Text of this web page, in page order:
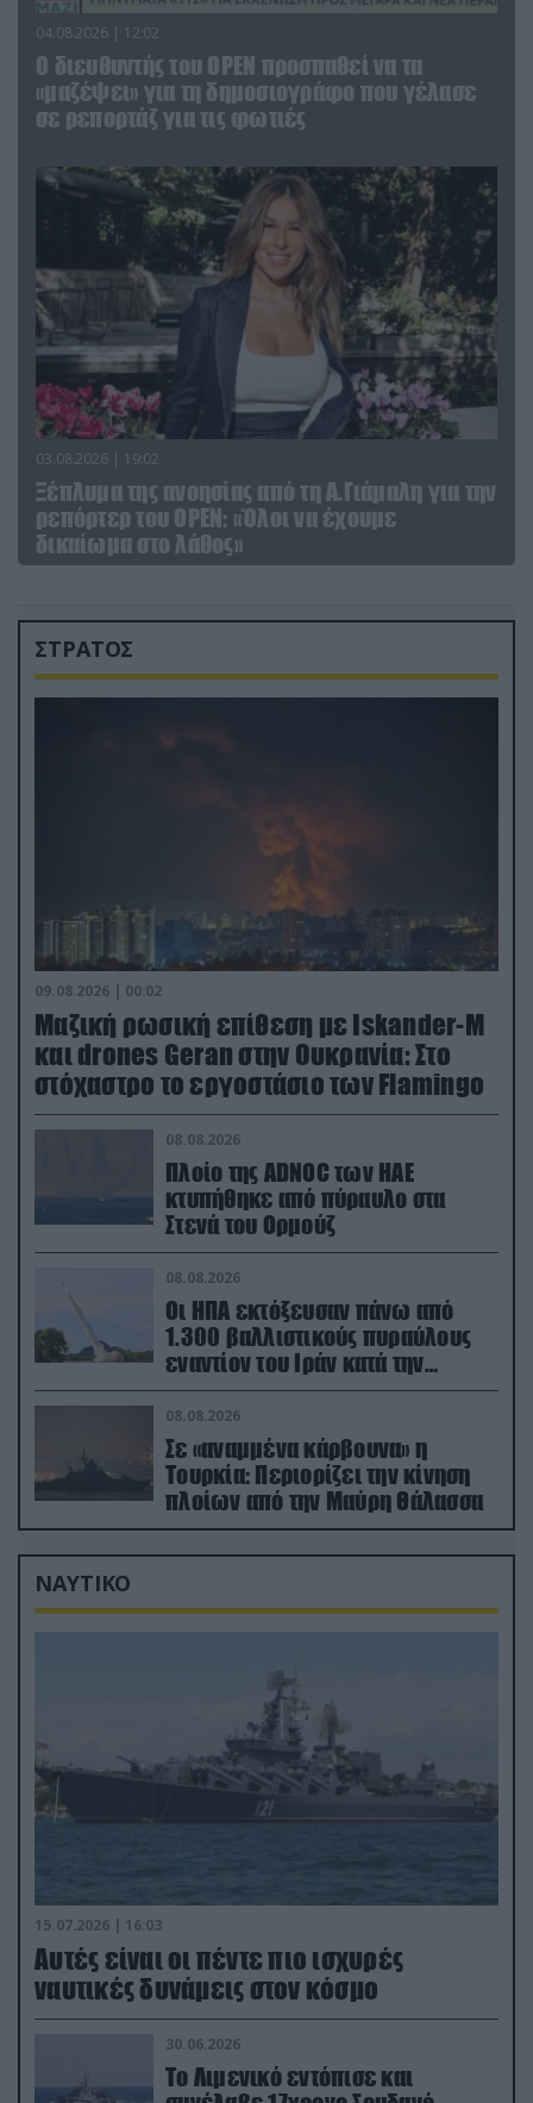
04.08.2026 | 12:02
O διευθυντής του OPEN προσπαθεί να τα
«μαζέψει» για τη δημοσιογράφο που γέλασε
σε ρεπορτάζ για τις φωτιές
03.08.2026 | 19:02
Ξέπλυμα της ανοησίας από τη Α.Γιάμαλη για την
ρεπόρτερ του ΟΡΕΝ: «Όλοι να έχουμε
δικαίωμα στο λάθος»
ΣΤΡΑΤΟΣ
09.08.2026 | 00:02
Μαζική ρωσική επίθεση με Iskander-M
και drones Geran στην Ουκρανία: Στο
στόχαστρο το εργοστάσιο των Flamingo
08.08.2026
Πλοίο της ADNOC των ΗΑΕ
κτυπήθηκε από πύραυλο στα
Στενά του Ορμούζ
08.08.2026
Οι ΗΠΑ εκτόξευσαν πάνω από
1.300 βαλλιστικούς πυραύλους
εναντίον του Ιράν κατά την
διάρκεια του πολέμου
08.08.2026
Σε «αναμμένα κάρβουνα» η
Τουρκία: Περιορίζει την κίνηση
πλοίων από την Μαύρη Θάλασσα
ΝΑΥΤΙΚΟ
15.07.2026 | 16:03
Aυτές είναι οι πέντε πιο ισχυρές
ναυτικές δυνάμεις στον κόσμο
30.06.2026
Το Λιμενικό εντόπισε και